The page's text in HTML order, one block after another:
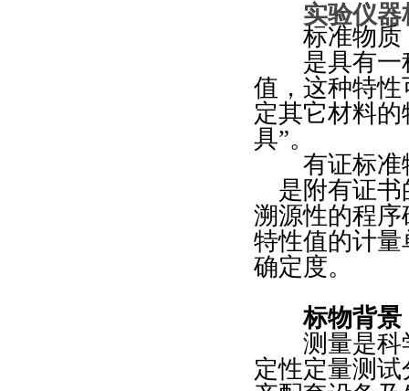
实验仪
标准物质
是具有一种
值，这种特
定其它材料
具”。
有证标准
是附有证
溯源性的程
特性值的计
确定度。
标物背景
测量是科
定性定量测试